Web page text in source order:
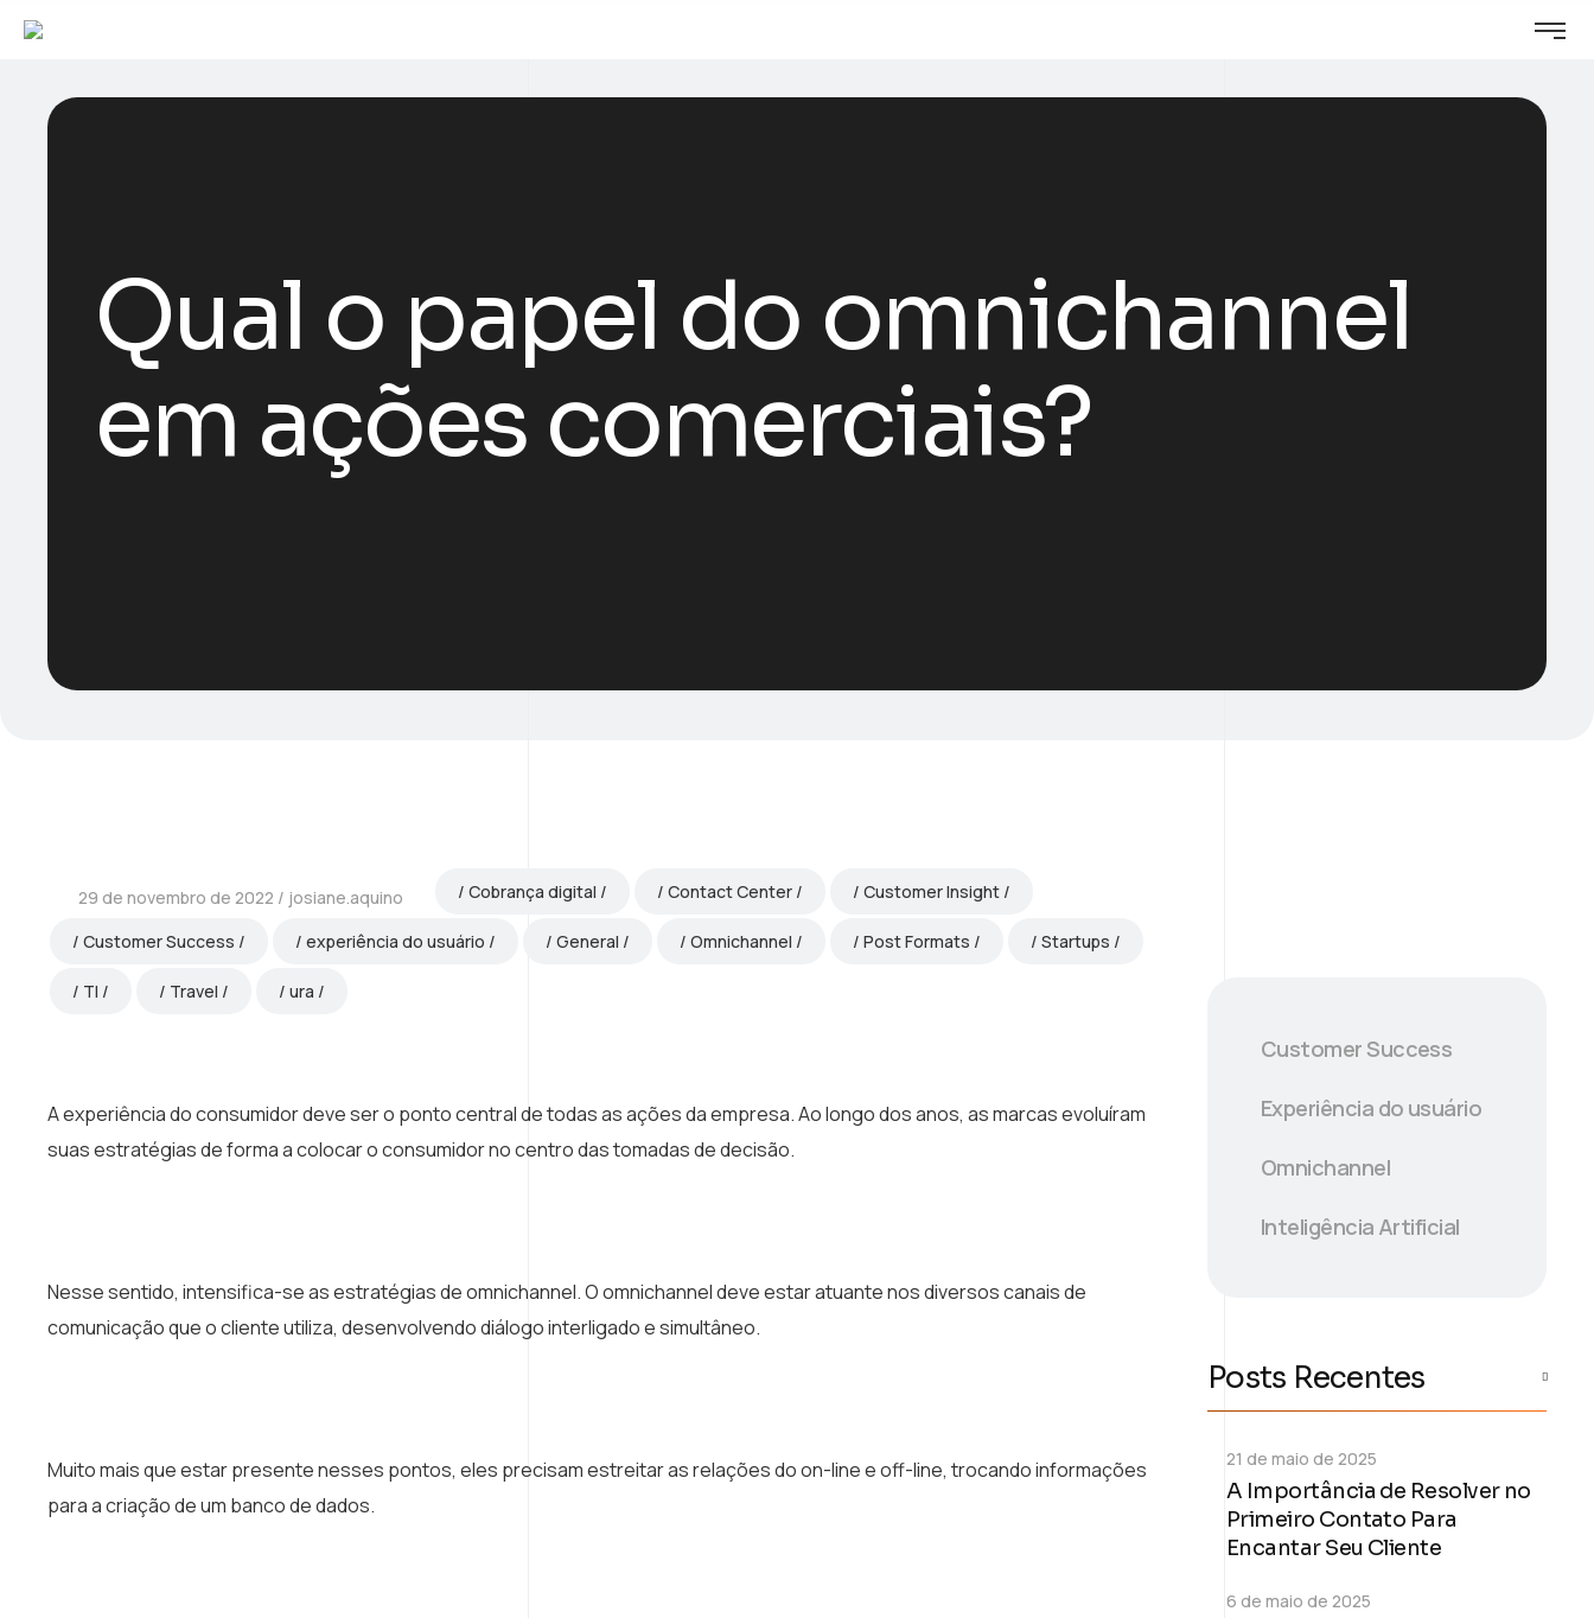
Qual o papel do omnichannel
em ações comerciais?
29 de novembro de 2022 josiane.aquino Cobrança digital Contact Center Customer Insight
Customer Success experiência do usuário General Omnichannel Post Formats Startups
TI Travel ura
A experiência do consumidor deve ser o ponto central de todas as ações da empresa. Ao longo dos anos, as marcas evoluíram
suas estratégias de forma a colocar o consumidor no centro das tomadas de decisão.
Nesse sentido, intensifica-se as estratégias de omnichannel. O omnichannel deve estar atuante nos diversos canais de
comunicação que o cliente utiliza, desenvolvendo diálogo interligado e simultâneo.
Muito mais que estar presente nesses pontos, eles precisam estreitar as relações do on-line e off-line, trocando informações
para a criação de um banco de dados.
Customer Success
Experiência do usuário
Omnichannel
Inteligência Artificial
Posts Recentes
A Importância de Resolver no
Primeiro Contato Para
Encantar Seu Cliente
21 de maio de 2025
6 de maio de 2025